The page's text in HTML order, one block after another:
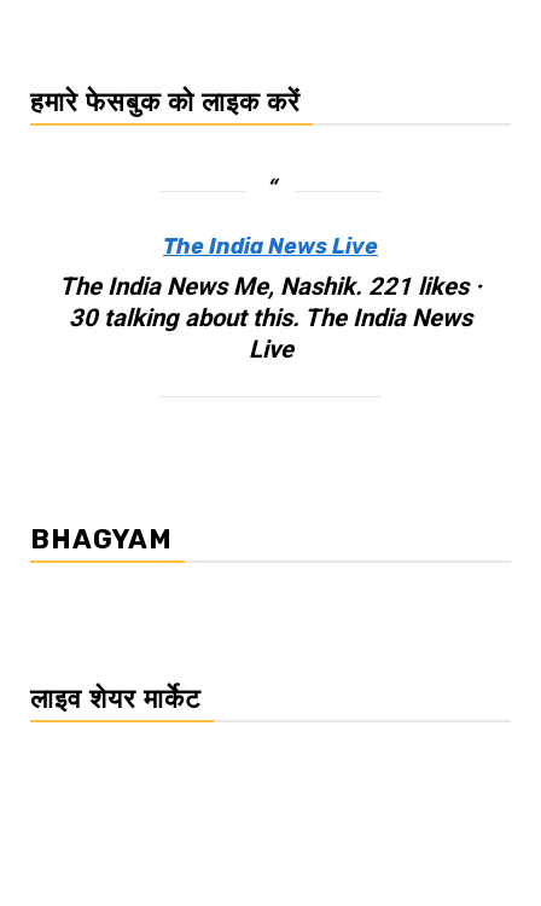
हमारे फेसबुक को लाइक करें
The India News Live
The India News Me, Nashik. 221 likes ·
30 talking about this. The India News
Live
BHAGYAM
लाइव शेयर मार्केट